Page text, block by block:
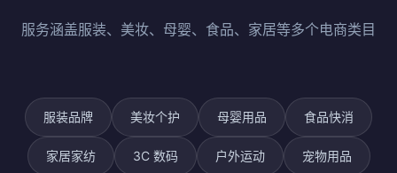
服务涵盖服装、美妆、母婴、食品、家居等多个电商类目
服装品牌 美妆个护 母婴用品 食品快消
家居家纺 3C 数码 户外运动 宠物用品